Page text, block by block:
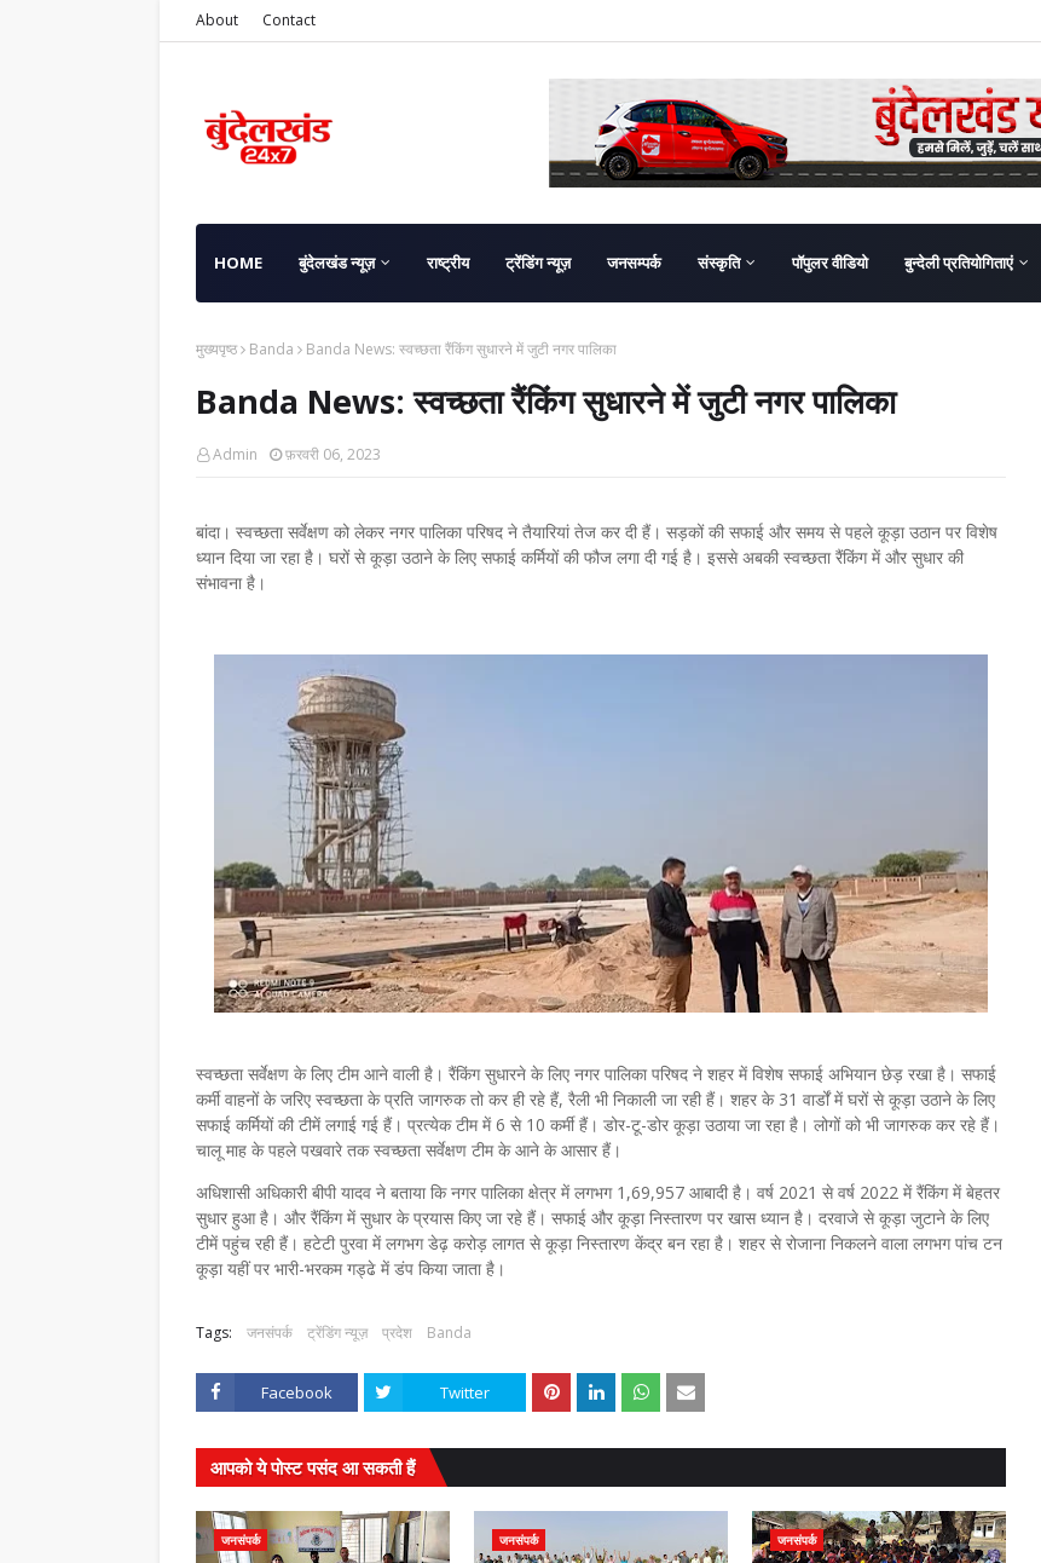
About Contact
HOME बुंदेलखंड न्यूज़ राष्ट्रीय ट्रेंडिंग न्यूज़ जनसम्पर्क संस्कृति पॉपुलर वीडियो बुन्देली प्रतियोगिताएं
मुख्यपृष्ठ Banda Banda News: स्वच्छता रैंकिंग सुधारने में जुटी नगर पालिका
Banda News: स्वच्छता रैंकिंग सुधारने में जुटी नगर पालिका
Admin फ़रवरी 06, 2023
बांदा। स्वच्छता सर्वेक्षण को लेकर नगर पालिका परिषद ने तैयारियां तेज कर दी हैं। सड़कों की सफाई और समय से पहले कूड़ा उठान पर विशेष
ध्यान दिया जा रहा है। घरों से कूड़ा उठाने के लिए सफाई कर्मियों की फौज लगा दी गई है। इससे अबकी स्वच्छता रैंकिंग में और सुधार की
संभावना है।
स्वच्छता सर्वेक्षण के लिए टीम आने वाली है। रैंकिंग सुधारने के लिए नगर पालिका परिषद ने शहर में विशेष सफाई अभियान छेड़ रखा है। सफाई
कर्मी वाहनों के जरिए स्वच्छता के प्रति जागरुक तो कर ही रहे हैं, रैली भी निकाली जा रही हैं। शहर के 31 वार्डों में घरों से कूड़ा उठाने के लिए
सफाई कर्मियों की टीमें लगाई गई हैं। प्रत्येक टीम में 6 से 10 कर्मी हैं। डोर-टू-डोर कूड़ा उठाया जा रहा है। लोगों को भी जागरुक कर रहे हैं।
चालू माह के पहले पखवारे तक स्वच्छता सर्वेक्षण टीम के आने के आसार हैं।
अधिशासी अधिकारी बीपी यादव ने बताया कि नगर पालिका क्षेत्र में लगभग 1,69,957 आबादी है। वर्ष 2021 से वर्ष 2022 में रैंकिंग में बेहतर
सुधार हुआ है। और रैंकिंग में सुधार के प्रयास किए जा रहे हैं। सफाई और कूड़ा निस्तारण पर खास ध्यान है। दरवाजे से कूड़ा जुटाने के लिए
टीमें पहुंच रही हैं। हटेटी पुरवा में लगभग डेढ़ करोड़ लागत से कूड़ा निस्तारण केंद्र बन रहा है। शहर से रोजाना निकलने वाला लगभग पांच टन
कूड़ा यहीं पर भारी-भरकम गड्ढे में डंप किया जाता है।
Tags: जनसंपर्क ट्रेंडिंग न्यूज़ प्रदेश Banda
Facebook Twitter
आपको ये पोस्ट पसंद आ सकती हैं
जनसंपर्क जनसंपर्क जनसंपर्क